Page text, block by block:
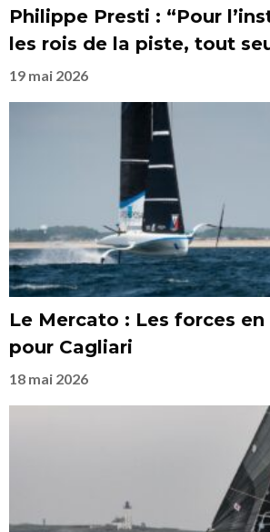
Philippe Presti : “Pour
les rois de la piste, tout
19 mai 2026
Le Mercato : Les forces
pour Cagliari
18 mai 2026